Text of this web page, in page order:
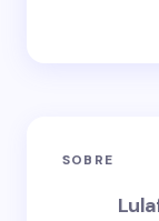
SOBRE